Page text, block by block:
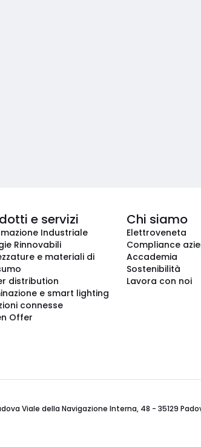
e servizi
Industriale
Rinnovabili
e materiali di
distribution
e smart lighting
connesse
Offer
Chi siamo
Elettroveneta
Compliance
Accademia
Sostenibilità
Lavora con noi
Viale della Navigazione Interna, 48 - 35129